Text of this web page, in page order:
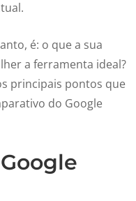
é: o que a sua
a ferramenta ideal?
principais pontos que
do Google